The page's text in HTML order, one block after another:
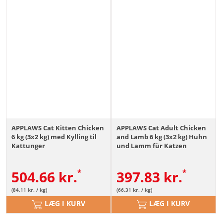
APPLAWS Cat Kitten Chicken
6 kg (3x2 kg) med Kylling til
Kattunger
504.66 kr.
(84.11 kr. / kg)
LÆG I KURV
APPLAWS Cat Adult Chicken
and Lamb 6 kg (3x2 kg) Huhn
und Lamm für Katzen
397.83 kr.
(66.31 kr. / kg)
LÆG I KURV